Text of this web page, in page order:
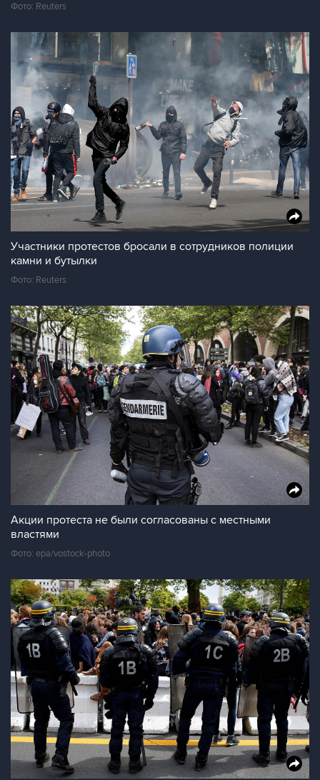
Фото: Reuters
Участники протестов бросали в сотрудников полиции
камни и бутылки
Фото: Reuters
Акции протеста не были согласованы с местными
властями
Фото: epa/vostock-photo